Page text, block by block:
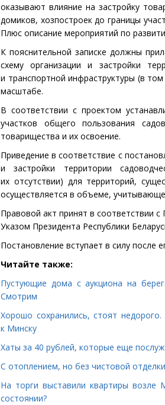
оказывают влияние на застройку
домиков, хозпостроек до границы
Плюс описание мероприятий по
К пояснительной записке должны
схему организации и застройки
и транспортной инфраструктуры (в том
масштабе.
В соответствии с проектом
участков общего пользования
товарищества и их освоение.
Приведение в соответствие с
и застройки территории
их отсутствии) для территорий,
осуществляется в объеме,
Правовой акт принят в соответствии
Указом Президента Республики
Постановление вступает в силу после
Читайте также:
Пустующие дома с аукциона на
Смотрим
Хорошо сохранились, стоят
к Минску
Хаты за 40 рублей, которые еще
С отоплением, но без чистовой
На торги выставили квартиры
состоянии?